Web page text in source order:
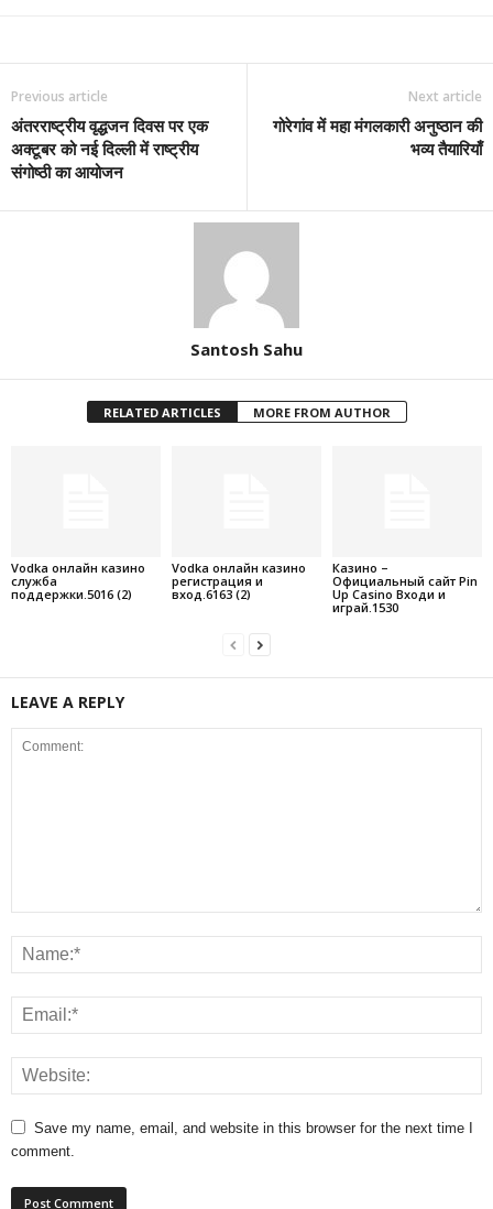
Previous article
अंतरराष्ट्रीय वृद्धजन दिवस पर एक
अक्टूबर को नई दिल्ली में राष्ट्रीय
संगोष्ठी का आयोजन
Next article
गोरेगांव में महा मंगलकारी अनुष्ठान की
भव्य तैयारियाँ
Santosh Sahu
RELATED ARTICLES MORE FROM AUTHOR
Vodka онлайн казино
служба
поддержки.5016 (2)
Vodka онлайн казино
регистрация и
вход.6163 (2)
Казино –
Официальный сайт Pin
Up Casino Входи и
играй.1530
LEAVE A REPLY
Save my name, email, and website in this browser for the next time I
comment.